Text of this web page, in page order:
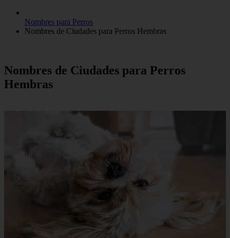
Nombres para Perros
Nombres de Ciudades para Perros Hembras
Nombres de Ciudades para Perros
Hembras